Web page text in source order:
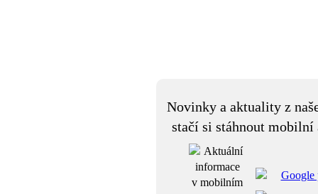
Novinky a aktuality z
stačí si stáhnout